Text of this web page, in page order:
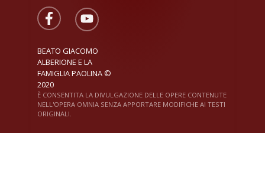
BEATO GIACOMO
ALBERIONE E LA
FAMIGLIA PAOLINA ©
2020
È CONSENTITA LA DIVULGAZIONE DELLE OPERE CONTENUTE
NELL'OPERA OMNIA SENZA APPORTARE MODIFICHE AI TESTI
ORIGINALI.